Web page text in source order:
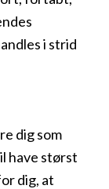
i strid
dig som
have størst
dig, at